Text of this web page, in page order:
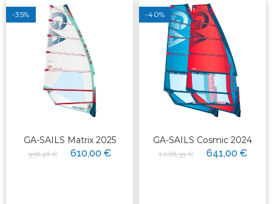
-35%
GA-SAILS Matrix 2025
938,46 € 610,00 €
-40%
GA-SAILS Cosmic 2024
1 068,33 € 641,00 €